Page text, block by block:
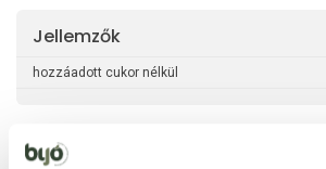
Jellemzők
hozzáadott cukor nélkül